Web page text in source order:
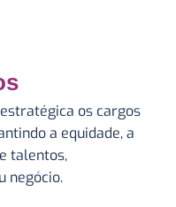
os cargos
a equidade, a
talentos,
negócio.